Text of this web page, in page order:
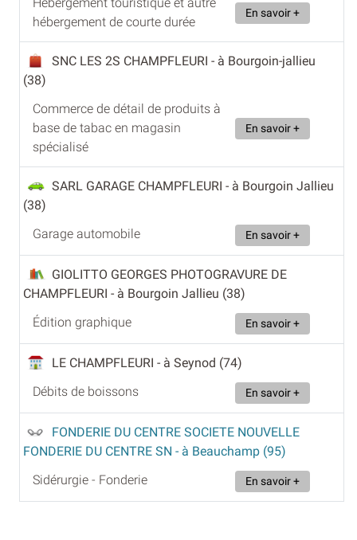
Hébergement touristique et autre
hébergement de courte durée
En savoir +
SNC LES 2S CHAMPFLEURI - à Bourgoin-jallieu
(38)
Commerce de détail de produits à
base de tabac en magasin
spécialisé
En savoir +
SARL GARAGE CHAMPFLEURI - à Bourgoin Jallieu
(38)
Garage automobile
En savoir +
GIOLITTO GEORGES PHOTOGRAVURE DE
CHAMPFLEURI - à Bourgoin Jallieu (38)
Édition graphique
En savoir +
LE CHAMPFLEURI - à Seynod (74)
Débits de boissons
En savoir +
FONDERIE DU CENTRE SOCIETE NOUVELLE
FONDERIE DU CENTRE SN - à Beauchamp (95)
Sidérurgie - Fonderie
En savoir +